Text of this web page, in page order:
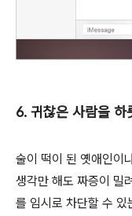
6. 귀찮은 사람을 하
술이 떡이 된 옛애인이
생각만 해도 짜증이 밀
를 임시로 차단할 수